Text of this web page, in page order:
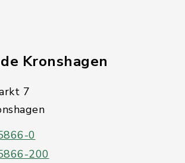
Kronshagen
7
0
200